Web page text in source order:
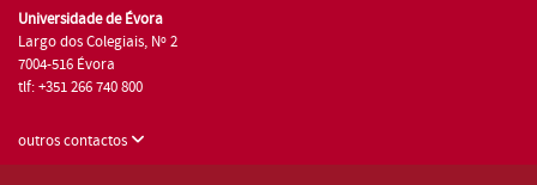
Universidade de Évora
Largo dos Colegiais, Nº 2
7004-516 Évora
tlf: +351 266 740 800
outros contactos